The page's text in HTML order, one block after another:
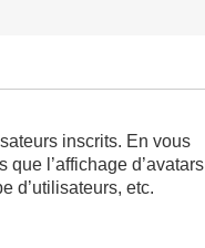
inscrits. En vous
l’affichage d’avatars
d’utilisateurs, etc.